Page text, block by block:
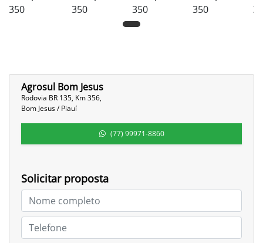
Agrosul Bom Jesus
Rodovia BR 135, Km 356,
Bom Jesus / Piauí
(77) 99971-8860
Solicitar proposta